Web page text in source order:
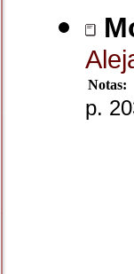
Notas:
p.